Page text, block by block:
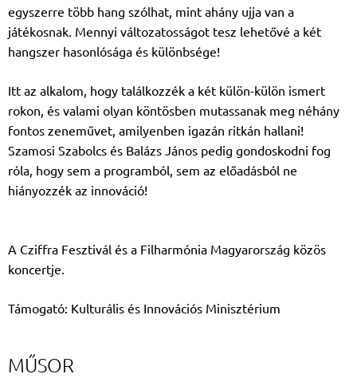
egyszerre több hang szólhat, mint ahány ujja van a
játékosnak. Mennyi változatosságot tesz lehetővé a két
hangszer hasonlósága és különbsége!
Itt az alkalom, hogy találkozzék a két külön-külön ismert
rokon, és valami olyan köntösben mutassanak meg néhány
fontos zeneművet, amilyenben igazán ritkán hallani!
Szamosi Szabolcs és Balázs János pedig gondoskodni fog
róla, hogy sem a programból, sem az előadásból ne
hiányozzék az innováció!
A Cziffra Fesztivál és a Filharmónia Magyarország közös
koncertje.
Támogató: Kulturális és Innovációs Minisztérium
MŰSOR